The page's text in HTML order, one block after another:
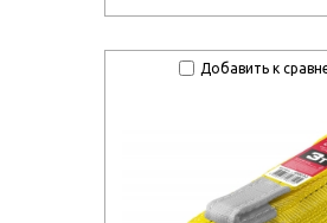
Добавить к